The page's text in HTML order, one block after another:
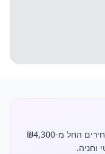
וילה בדימונה המתאימה ל-18 אורחים. מחירים החל מ-₪4,300
וחניה.